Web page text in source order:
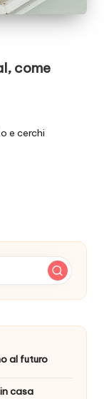
come
e cerchi
al futuro
casa